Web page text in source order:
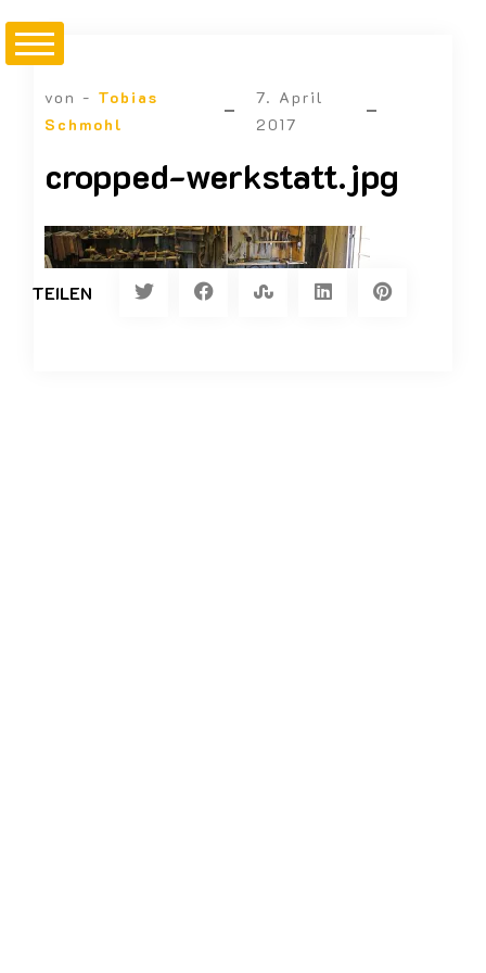
von - Tobias
Schmohl
7. April
2017
cropped-werkstatt.jpg
TEILEN